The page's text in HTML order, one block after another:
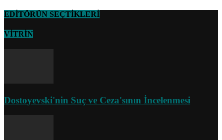
EDİTÖRÜN SEÇTİKLERİ
VİTRİN
Dostoyevski'nin Suç ve Ceza'sının İncelenmesi